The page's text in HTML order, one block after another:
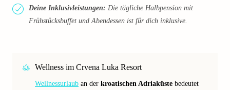
Deine Inklusivleistungen: Die tägliche Halbpension mit
Frühstücksbuffet und Abendessen ist für dich inklusive.
Wellness im Crvena Luka Resort
Wellnessurlaub an der kroatischen Adriaküste bedeutet